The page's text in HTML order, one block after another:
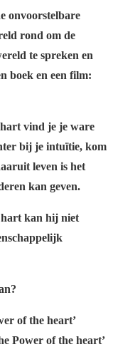
onvoorstelbare
rond om de
te spreken en
boek en een film:
vind je je ware
bij je intuïtie, kom
leven is het
kan geven.
kan hij niet
of the heart’
Power of the heart’